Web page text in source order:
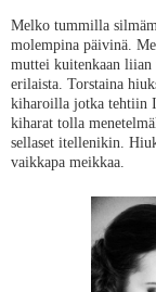
Melko tummilla
molempina päivinä.
muttei kuitenkaan
erilaista. Torstaina
kiharoilla jotka tehtiin
kiharat tolla
sellaset itellenikin.
vaikkapa meikkaa.